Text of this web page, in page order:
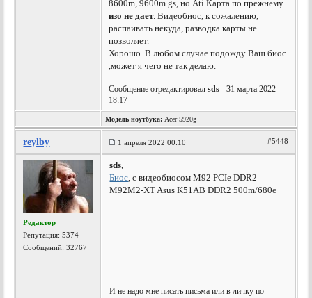
8600m, 9600m gs, но Ati Карта по прежнему
изо не дает. Видеобиос, к сожалению,
распаивать некуда, разводка карты не
позволяет.
Хорошо. В любом случае подожду Ваш биос
,может я чего не так делаю.
Сообщение отредактировалsds - 31 марта 2022
18:17
Модель ноутбука: Acer 5920g
reylby 1 апреля 2022 00:10 #5448
Редактор
Репутация:5374
Сообщений: 32767
sds,
Биос, с видеобиосом M92 PCIe DDR2
M92M2-XT Asus K51AB DDR2 500m/680e
---------------------------------------------------------
И не надо мне писать письма или в личку по